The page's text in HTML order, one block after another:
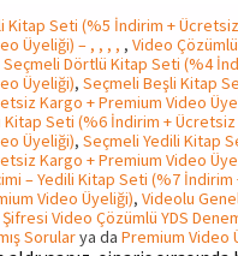
Kitap Seti (%5 İndirim +
Üyeliği) – , , , , , Video Çözümlü
Seçmeli Dörtlü Kitap Seti (%4
Üyeliği), Seçmeli Beşli Kitap
Kargo + Premium Video
Kitap Seti (%6 İndirim +
Üyeliği), Seçmeli Yedili Kitap
Kargo + Premium Video
– Yedili Kitap Seti (%7
Video Üyeliği), Videolu
Şifresi Video Çözümlü YDS
Sorularya da Premium Video